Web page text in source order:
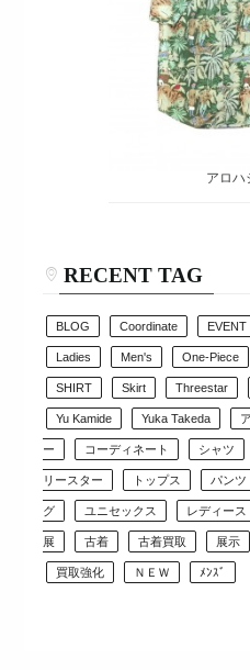
アロハ
RECENT TAG
BLOG Coordinate EVENT
Ladies Men's One-Piece
SHIRT Skirt Threestar
Yu Kamide Yuka Takeda
ー コーディネート シャツ
リースター トップス パンツ
グ ユニセックス レディース
展 古着 古着買取 展示
買取強化 ＮＥＷ ﾒﾝｽﾞ